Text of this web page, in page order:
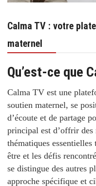
Calma TV : votre
maternel
Qu’est-ce que
Calma TV est une
soutien maternel, se
d’écoute et de partage
principal est d’offrir des
thématiques
être et les défis
se distingue des autres
approche spécifique et